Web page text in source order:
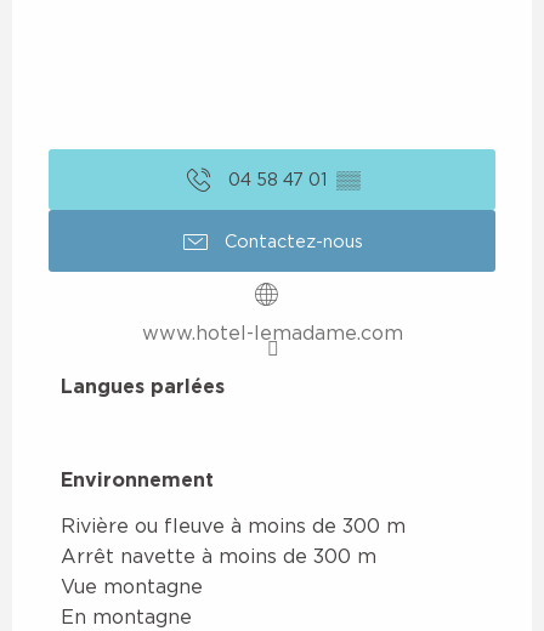
04 58 47 01 ▒▒
Contactez-nous
www.hotel-lemadame.com
Langues parlées
Langues parlées
Environnement
Environnement
Rivière ou fleuve à moins de 300 m
Arrêt navette à moins de 300 m
Vue montagne
En montagne